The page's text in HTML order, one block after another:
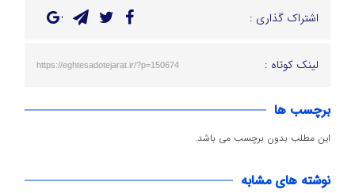
اشتراک گذاری :
لینک کوتاه : https://eghtesadotejarat.ir/?p=150674
برچسب ها
این مطلب بدون برچسب می باشد.
نوشته های مشابه